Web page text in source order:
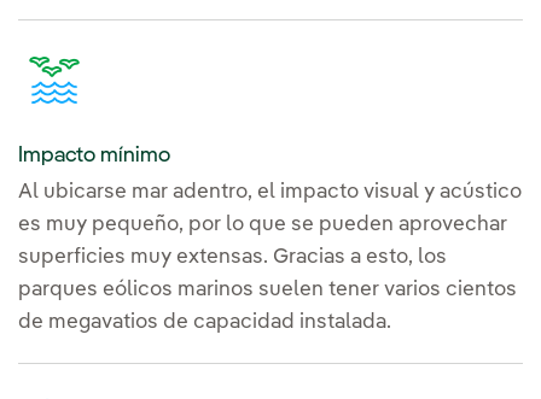
Impacto mínimo
Al ubicarse mar adentro, el impacto visual y acústico
es muy pequeño, por lo que se pueden aprovechar
superficies muy extensas. Gracias a esto, los
parques eólicos marinos suelen tener varios cientos
de megavatios de capacidad instalada.